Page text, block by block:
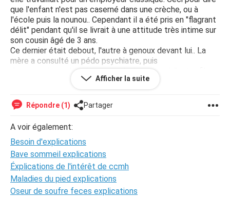
que l'enfant n'est pas caserné dans une crèche, ou à
l'école puis la nounou.. Cependant il a été pris en "flagrant
délit" pendant qu'il se livrait à une attitude très intime sur
son cousin âgé de 3 ans.
Ce dernier était debout, l'autre à genoux devant lui.. La
mère a consulté un pédo psychiatre, puis
deux, unanimes dans leurs conclusions, savoir "votre fils
s'éveille à la vie" !!!!!! Ceci se passe à
enfant. Ce petit bonhomme après avoir
bavardé avec lui, a dit qu'il avait vu qq scènes à la télé
chez son père (cassette vidéo).. qu'il savait que c'était
une grosse bêtise !!
Que faut-il penser, que faut-il faire face à ce type de
situation ? Merci de l'intérêt que vous porterez à ma
question.
Pénélope
Afficher la suite
Répondre (1) Partager
A voir également:
Besoin d'explications
Bave sommeil explications
Éxplications de l'intérêt de ccmh
Maladies du pied explications
Oseur de soufre feces explications